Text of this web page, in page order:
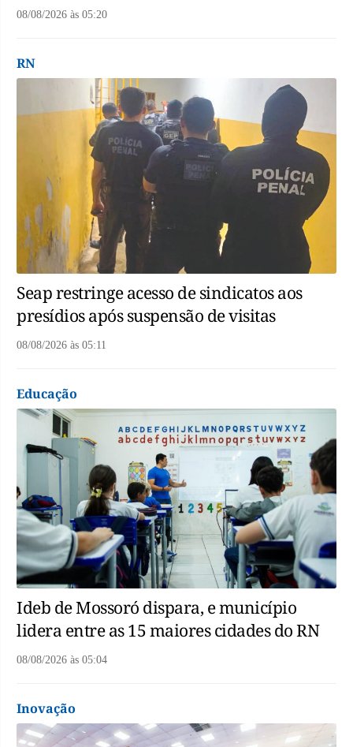
08/08/2026 às 05:20
RN
Seap restringe acesso de sindicatos aos
presídios após suspensão de visitas
08/08/2026 às 05:11
Educação
Ideb de Mossoró dispara, e município
lidera entre as 15 maiores cidades do RN
08/08/2026 às 05:04
Inovação